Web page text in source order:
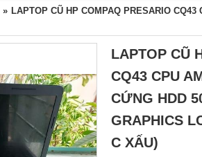
LAPTOP CŨ HP COMPAQ PRESARIO
LAPTOP CŨ
CQ43 CPU
CỨNG HDD
GRAPHICS
C XẤU)